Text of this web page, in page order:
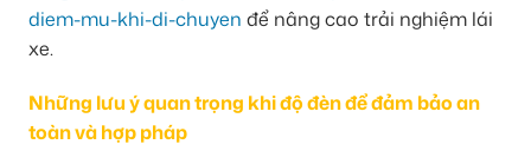
diem-mu-khi-di-chuyen để nâng cao trải nghiệm lái
xe.
Những lưu ý quan trọng khi độ đèn để đảm bảo an
toàn và hợp pháp